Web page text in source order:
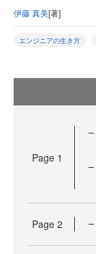
伊藤 真美[著]
エンジニアの生き方
Page 1
Page 2